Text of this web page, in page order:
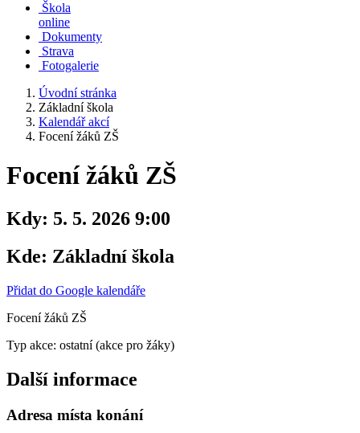
Škola
online
Dokumenty
Strava
Fotogalerie
Úvodní stránka
Základní škola
Kalendář akcí
Focení žáků ZŠ
Focení žáků ZŠ
Kdy: 5. 5. 2026 9:00
Kde: Základní škola
Přidat do Google kalendáře
Focení žáků ZŠ
Typ akce: ostatní (akce pro žáky)
Další informace
Adresa místa konání